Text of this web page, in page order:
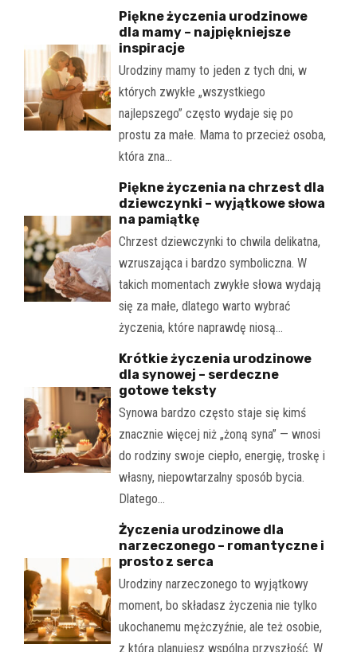
Piękne życzenia urodzinowe
dla mamy – najpiękniejsze
inspiracje
Urodziny mamy to jeden z tych dni, w
których zwykłe „wszystkiego
najlepszego” często wydaje się po
prostu za małe. Mama to przecież osoba,
która zna…
Piękne życzenia na chrzest dla
dziewczynki – wyjątkowe słowa
na pamiątkę
Chrzest dziewczynki to chwila delikatna,
wzruszająca i bardzo symboliczna. W
takich momentach zwykłe słowa wydają
się za małe, dlatego warto wybrać
życzenia, które naprawdę niosą…
Krótkie życzenia urodzinowe
dla synowej – serdeczne
gotowe teksty
Synowa bardzo często staje się kimś
znacznie więcej niż „żoną syna” — wnosi
do rodziny swoje ciepło, energię, troskę i
własny, niepowtarzalny sposób bycia.
Dlatego…
Życzenia urodzinowe dla
narzeczonego – romantyczne i
prosto z serca
Urodziny narzeczonego to wyjątkowy
moment, bo składasz życzenia nie tylko
ukochanemu mężczyźnie, ale też osobie,
z którą planujesz wspólną przyszłość. W